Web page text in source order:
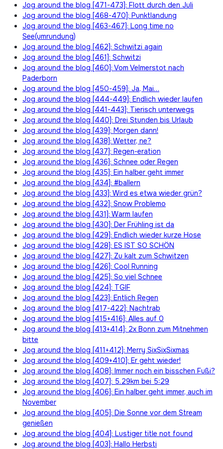
Jog around the blog [471-473]: Flott durch den Juli
Jog around the blog [468-470]: Punktlandung
Jog around the blog [463-467]: Long time no
See(umrundung)
Jog around the blog [462]: Schwitzi again
Jog around the blog [461]: Schwitzi
Jog around the blog [460]: Vom Velmerstot nach
Paderborn
Jog around the blog [450-459]: Ja, Mai…
Jog around the blog [444-449]: Endlich wieder laufen
Jog around the blog [441-443]: Tierisch unterwegs
Jog around the blog [440]: Drei Stunden bis Urlaub
Jog around the blog [439]: Morgen dann!
Jog around the blog [438]: Wetter, ne?
Jog around the blog [437]: Regen-eration
Jog around the blog [436]: Schnee oder Regen
Jog around the blog [435]: Ein halber geht immer
Jog around the blog [434]: #ballern
Jog around the blog [433]: Wird es etwa wieder grün?
Jog around the blog [432]: Snow Problemo
Jog around the blog [431]: Warm laufen
Jog around the blog [430]: Der Frühling ist da
Jog around the blog [429]: Endlich wieder kurze Hose
Jog around the blog [428]: ES IST SO SCHÖN
Jog around the blog [427]: Zu kalt zum Schwitzen
Jog around the blog [426]: Cool Running
Jog around the blog [425]: So viel Schnee
Jog around the blog [424]: TGIF
Jog around the blog [423]: Entlich Regen
Jog around the blog [417-422]: Nachtrab
Jog around the blog [415+416]: Alles auf 0
Jog around the blog [413+414]: 2x Bonn zum Mitnehmen
bitte
Jog around the blog [411+412]: Merry SixSixSixmas
Jog around the blog [409+410]: Er geht wieder!
Jog around the blog [408]: Immer noch ein bisschen Fußi?
Jog around the blog [407]: 5.29km bei 5:29
Jog around the blog [406]: Ein halber geht immer, auch im
November
Jog around the blog [405]: Die Sonne vor dem Stream
genießen
Jog around the blog [404]: Lustiger title not found
Jog around the blog [403]: Hallo Herbsti